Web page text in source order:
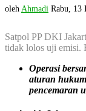
oleh Ahmadi Rabu, 13
Satpol PP DKI
tidak lolos uji emisi.
Operasi
aturan
pencemaran